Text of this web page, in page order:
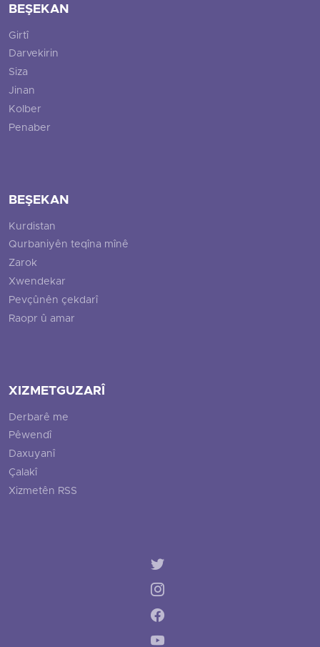
BEŞEKAN
Girtî
Darvekirin
Siza
Jinan
Kolber
Penaber
BEŞEKAN
Kurdistan
Qurbaniyên teqîna mînê
Zarok
Xwendekar
Pevçûnên çekdarî
Raopr û amar
XIZMETGUZARÎ
Derbarê me
Pêwendî
Daxuyanî
Çalakî
Xizmetên RSS